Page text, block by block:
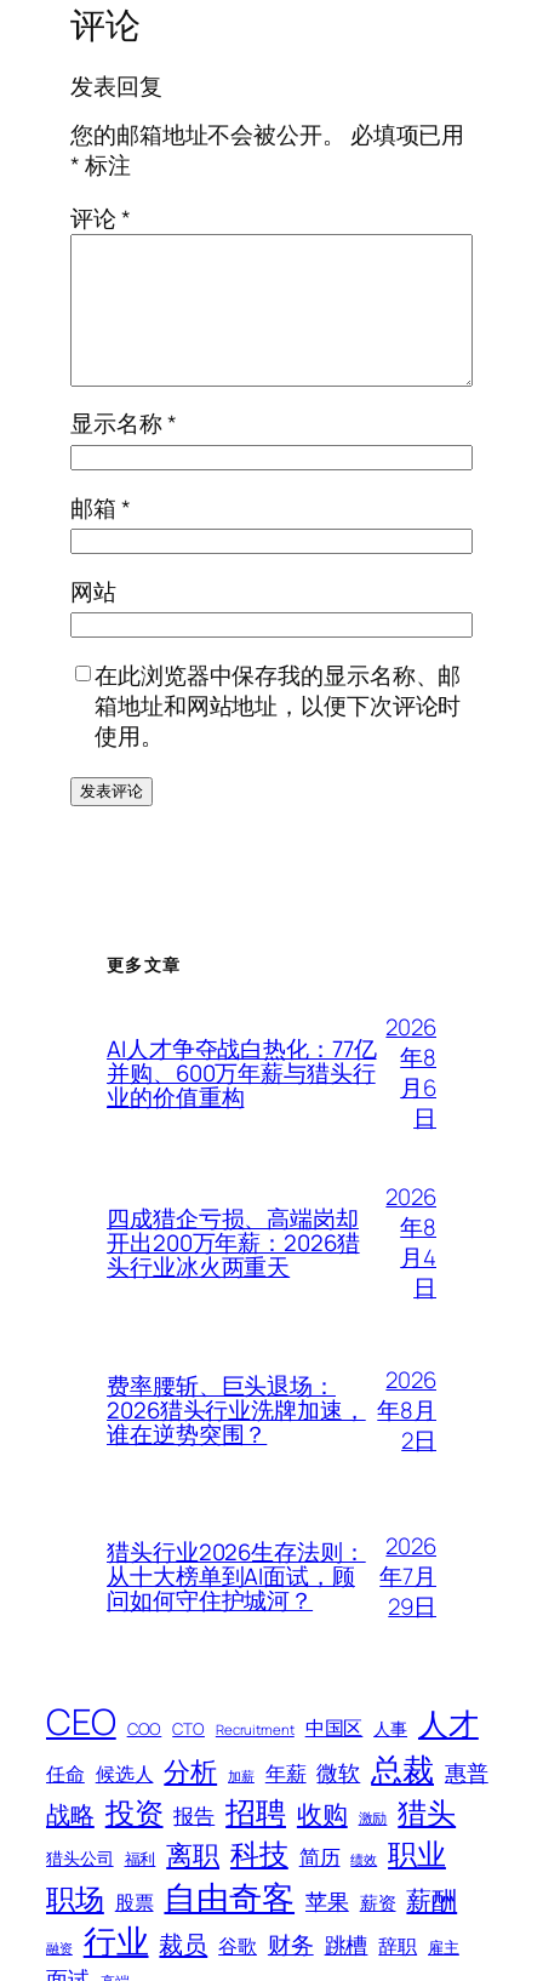
评论
发表回复
您的邮箱地址不会被公开。
必填项已用
*标注
评论*
显示名称*
邮箱*
网站
在此浏览器中保存我的显示名称、邮
箱地址和网站地址，以便下次评论时
使用。
更多文章
AI人才争夺战白热化：77亿
并购、600万年薪与猎头行
业的价值重构
2026
年8
月6
日
四成猎企亏损、高端岗却
开出200万年薪：2026猎
头行业冰火两重天
2026
年8
月4
日
费率腰斩、巨头退场：
2026猎头行业洗牌加速，
谁在逆势突围？
2026
年8月
2日
猎头行业2026生存法则：
从十大榜单到AI面试，顾
问如何守住护城河？
2026
年7月
29日
CEO COO CTO Recruitment 中国区 人事 人才
任命 候选人 分析 加薪 年薪 微软 总裁 惠普
战略 投资 报告 招聘 收购 激励 猎头
猎头公司 福利 离职 科技 简历 绩效 职业
职场 股票 自由奇客 苹果 薪资 薪酬
融资 行业 裁员 谷歌 财务 跳槽 辞职 雇主